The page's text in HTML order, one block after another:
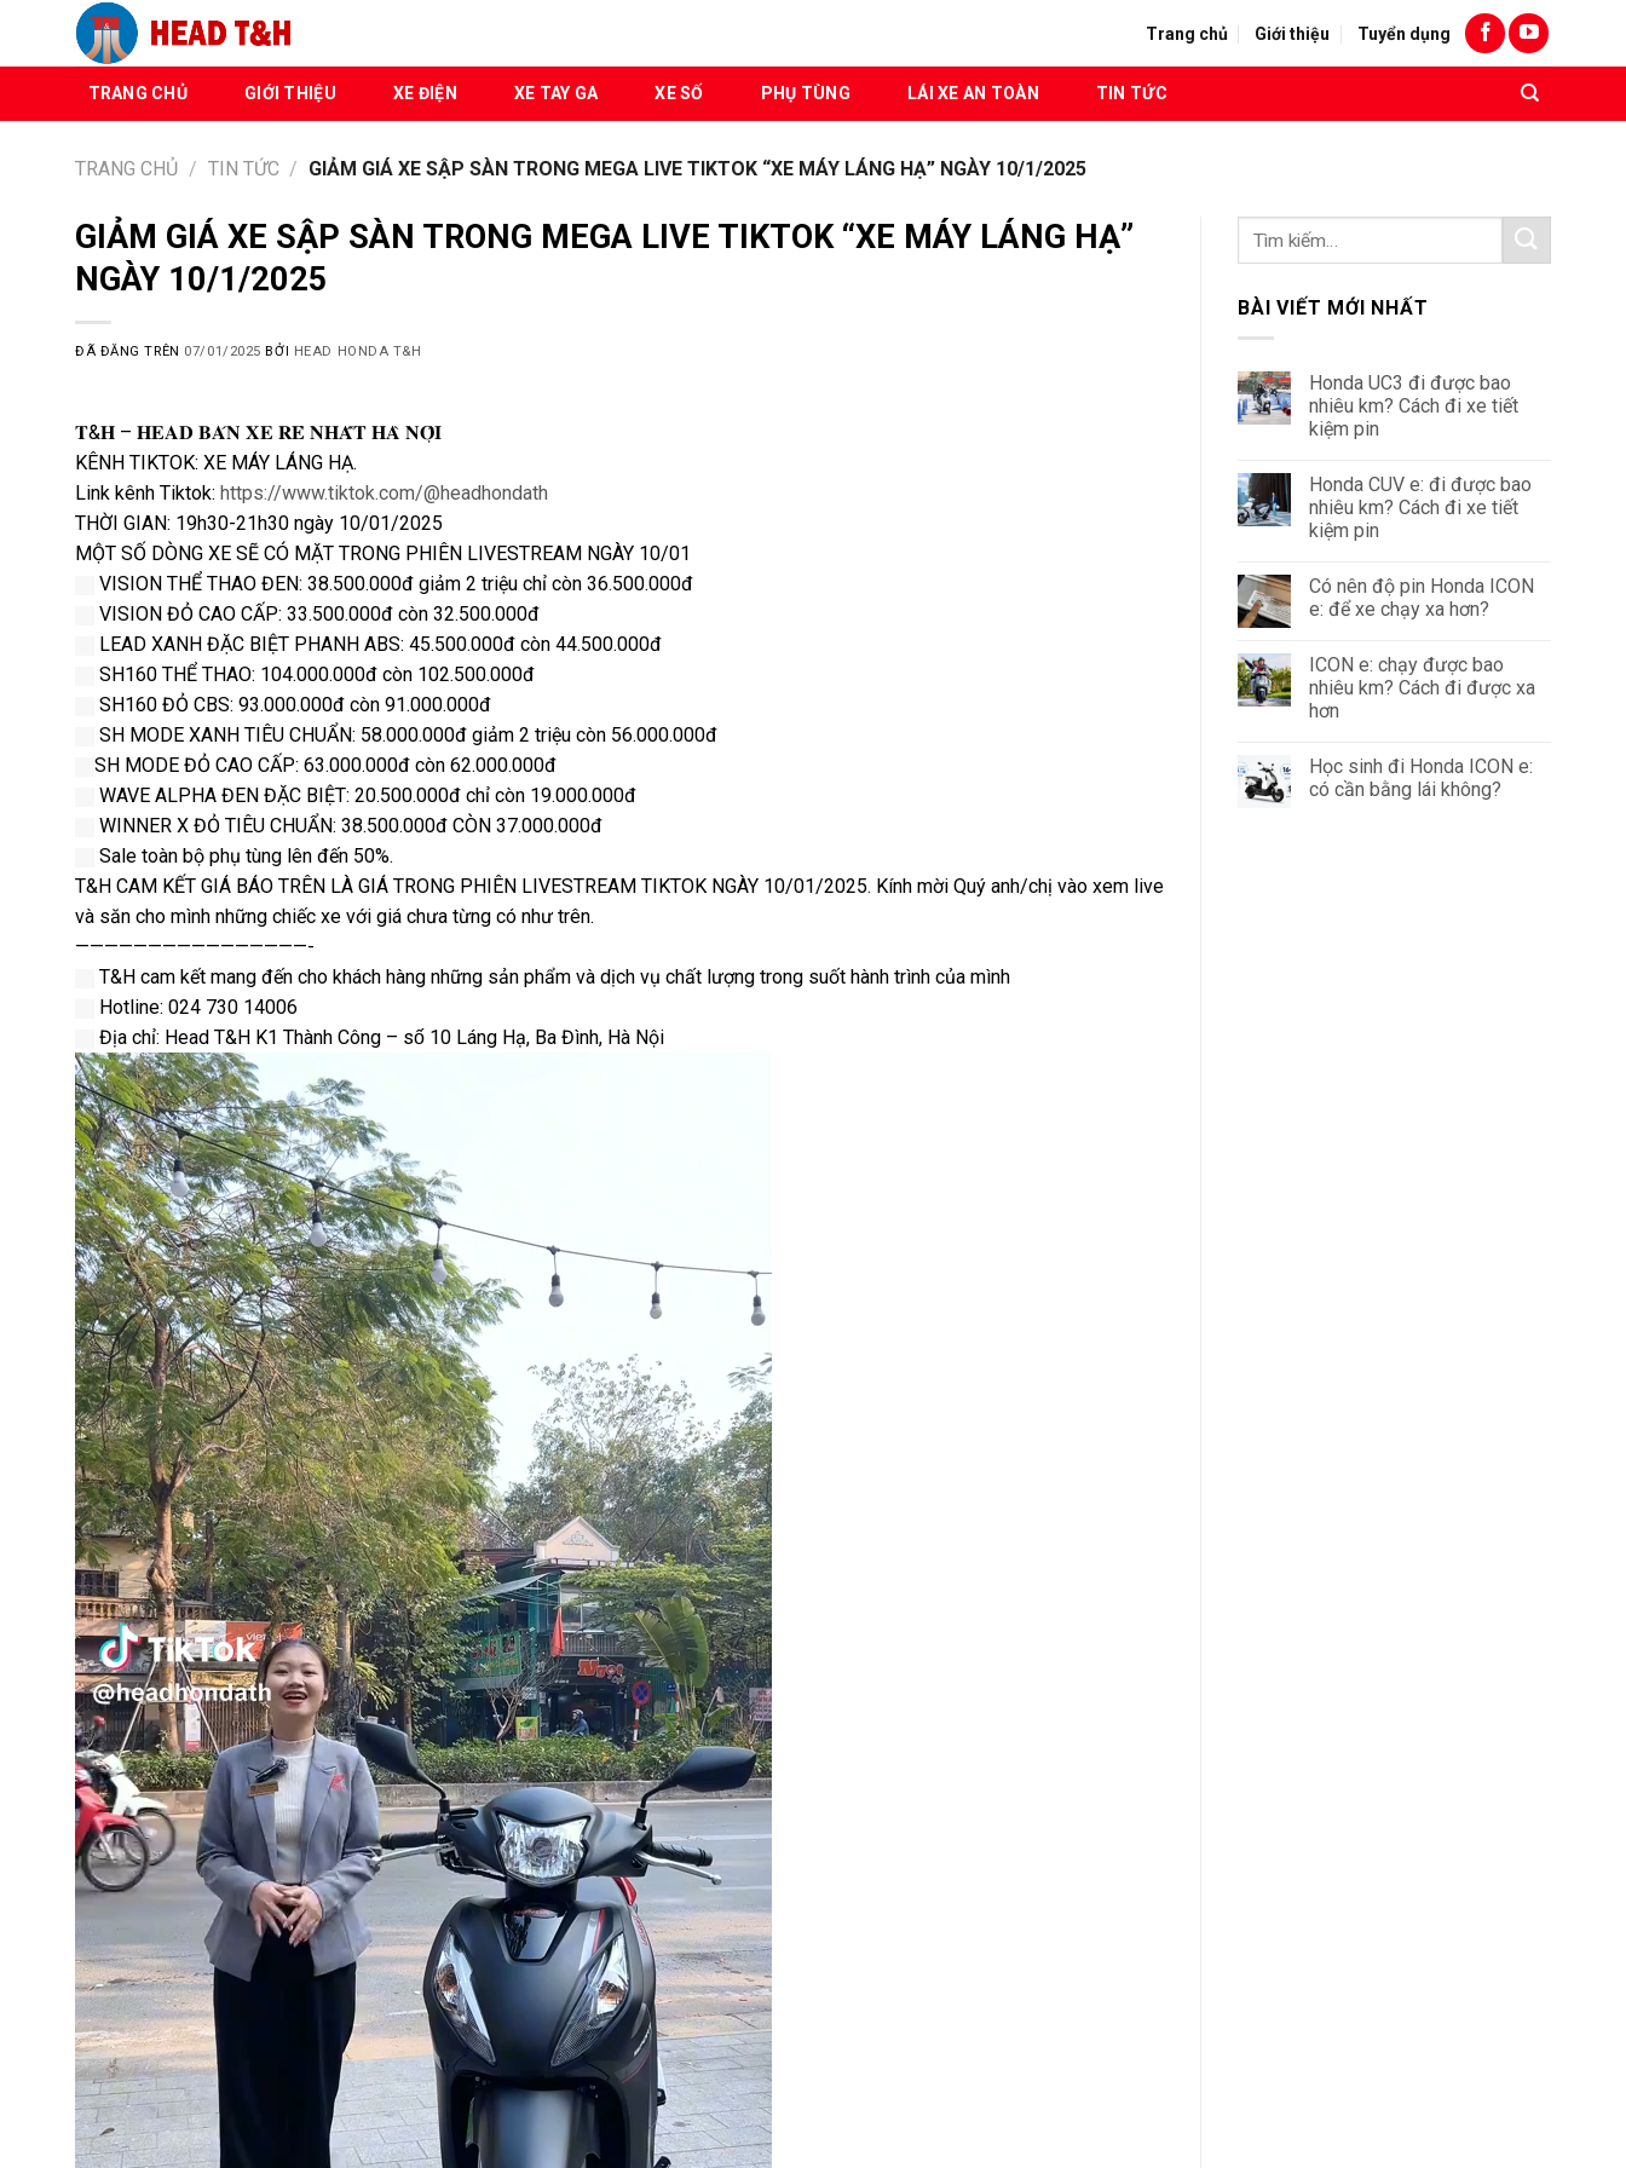
nội
Trang chủ Giới thiệu Tuyển dụng
TRANG CHỦ GIỚI THIỆU XE ĐIỆN XE TAY GA XE SỐ PHỤ TÙNG LÁI XE AN TOÀN TIN TỨC
TRANG CHỦ / TIN TỨC / GIẢM GIÁ XE SẬP SÀN TRONG MEGA LIVE TIKTOK “XE MÁY LÁNG HẠ” NGÀY 10/1/2025
GIẢM GIÁ XE SẬP SÀN TRONG MEGA LIVE TIKTOK “XE MÁY LÁNG HẠ”
NGÀY 10/1/2025
ĐÃ ĐĂNG TRÊN 07/01/2025 BỞI HEAD HONDA T&H
𝐓&𝐇 – 𝐇𝐄𝐀𝐃 𝐁𝐀́𝐍 𝐗𝐄 𝐑𝐄̉ 𝐍𝐇𝐀̂́𝐓 𝐇𝐀̀ 𝐍𝐎̣̂𝐈
KÊNH TIKTOK: XE MÁY LÁNG HẠ.
Link kênh Tiktok: https://www.tiktok.com/@headhondath
THỜI GIAN: 19h30-21h30 ngày 10/01/2025
MỘT SỐ DÒNG XE SẼ CÓ MẶT TRONG PHIÊN LIVESTREAM NGÀY 10/01
VISION THỂ THAO ĐEN: 38.500.000đ giảm 2 triệu chỉ còn 36.500.000đ
VISION ĐỎ CAO CẤP: 33.500.000đ còn 32.500.000đ
LEAD XANH ĐẶC BIỆT PHANH ABS: 45.500.000đ còn 44.500.000đ
SH160 THỂ THAO: 104.000.000đ còn 102.500.000đ
SH160 ĐỎ CBS: 93.000.000đ còn 91.000.000đ
SH MODE XANH TIÊU CHUẨN: 58.000.000đ giảm 2 triệu còn 56.000.000đ
SH MODE ĐỎ CAO CẤP: 63.000.000đ còn 62.000.000đ
WAVE ALPHA ĐEN ĐẶC BIỆT: 20.500.000đ chỉ còn 19.000.000đ
WINNER X ĐỎ TIÊU CHUẨN: 38.500.000đ CÒN 37.000.000đ
Sale toàn bộ phụ tùng lên đến 50%.
T&H CAM KẾT GIÁ BÁO TRÊN LÀ GIÁ TRONG PHIÊN LIVESTREAM TIKTOK NGÀY 10/01/2025. Kính mời Quý anh/chị vào xem live
và săn cho mình những chiếc xe với giá chưa từng có như trên.
————————————————-
T&H cam kết mang đến cho khách hàng những sản phẩm và dịch vụ chất lượng trong suốt hành trình của mình
Hotline: 024 730 14006
Địa chỉ: Head T&H K1 Thành Công – số 10 Láng Hạ, Ba Đình, Hà Nội
BÀI VIẾT MỚI NHẤT
Honda UC3 đi được bao
nhiêu km? Cách đi xe tiết
kiệm pin
Honda CUV e: đi được bao
nhiêu km? Cách đi xe tiết
kiệm pin
Có nên độ pin Honda ICON
e: để xe chạy xa hơn?
ICON e: chạy được bao
nhiêu km? Cách đi được xa
hơn
Học sinh đi Honda ICON e:
có cần bằng lái không?